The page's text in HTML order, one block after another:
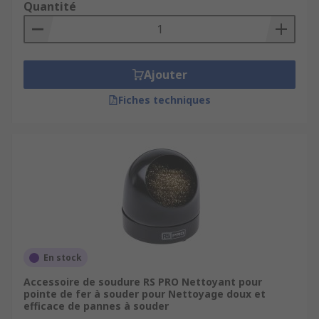
Quantité
Ajouter
Fiches techniques
En stock
Accessoire de soudure RS PRO Nettoyant pour
pointe de fer à souder pour Nettoyage doux et
efficace de pannes à souder